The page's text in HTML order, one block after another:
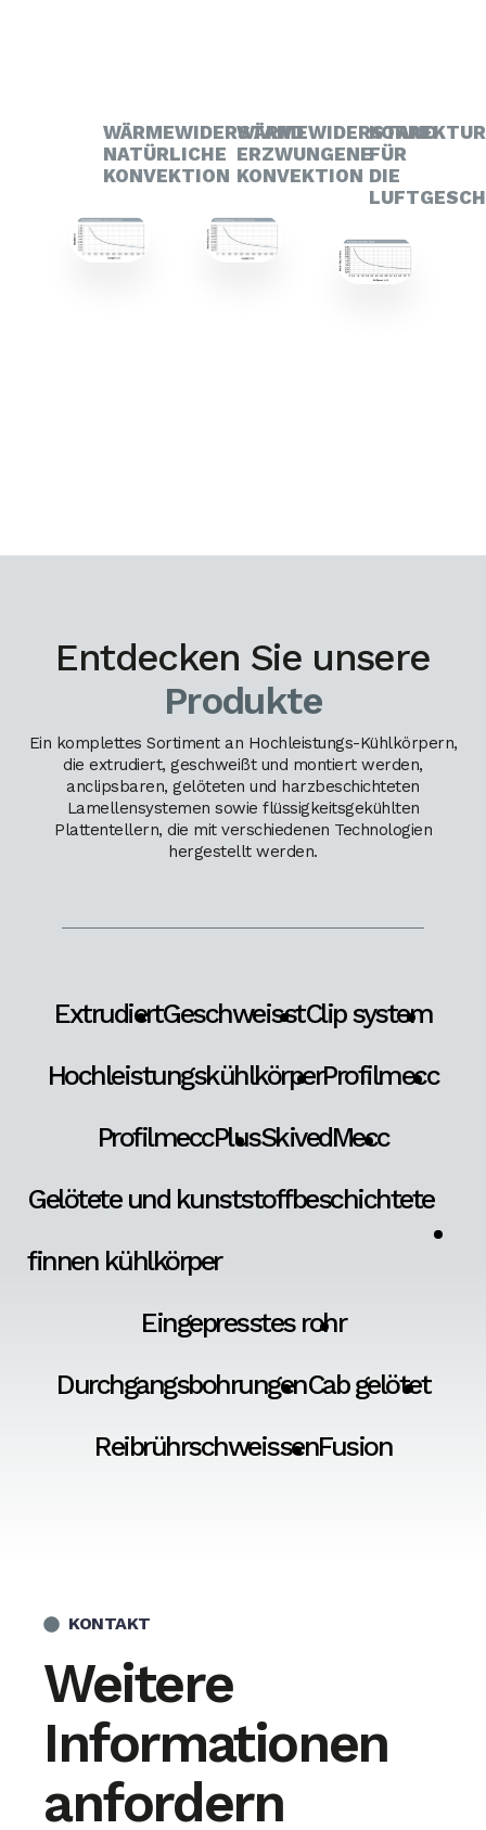
WÄRMEWIDERSTAND
NATÜRLICHE
KONVEKTION
WÄRMEWIDERSTAND
ERZWUNGENE
KONVEKTION
FÜR
DIE
Entdecken Sie unsere
Produkte
Ein komplettes Sortiment an Hochleistungs-Kühlkörpern,
die extrudiert, geschweißt und montiert werden,
anclipsbaren, gelöteten und harzbeschichteten
Lamellensystemen sowie flüssigkeitsgekühlten
Plattentellern, die mit verschiedenen Technologien
hergestellt werden.
ExtrudiertGeschweisstClip system
HochleistungskühlkörperProfilmecc
ProfilmeccPlusSkivedMecc
Gelötete und kunststoffbeschichtete
finnen kühlkörper
Eingepresstes rohr
DurchgangsbohrungenCab gelötet
ReibrührschweissenFusion
KONTAKT
Weitere
Informationen
anfordern